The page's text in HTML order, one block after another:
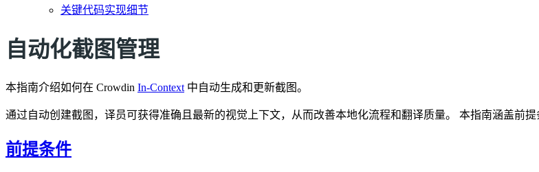
关键代码实现细节
自动化截图管理
本指南介绍如何在 Crowdin In-Context 中自动生成和更新截图。
通过自动创建截图，译员可获得准确且最新的视觉上下文，从而改善本地化流程和翻译质量。 本指南涵盖前
前提条件